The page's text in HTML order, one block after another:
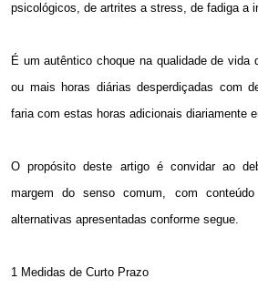
psicológicos, de artrites a stress, de fadiga a
É um autêntico choque na qualidade de vida
ou mais horas diárias desperdiçadas com
faria com estas horas adicionais diariamente
O propósito deste artigo é convidar ao
margem do senso comum, com
alternativas apresentadas conforme segue.
1 Medidas de Curto Prazo